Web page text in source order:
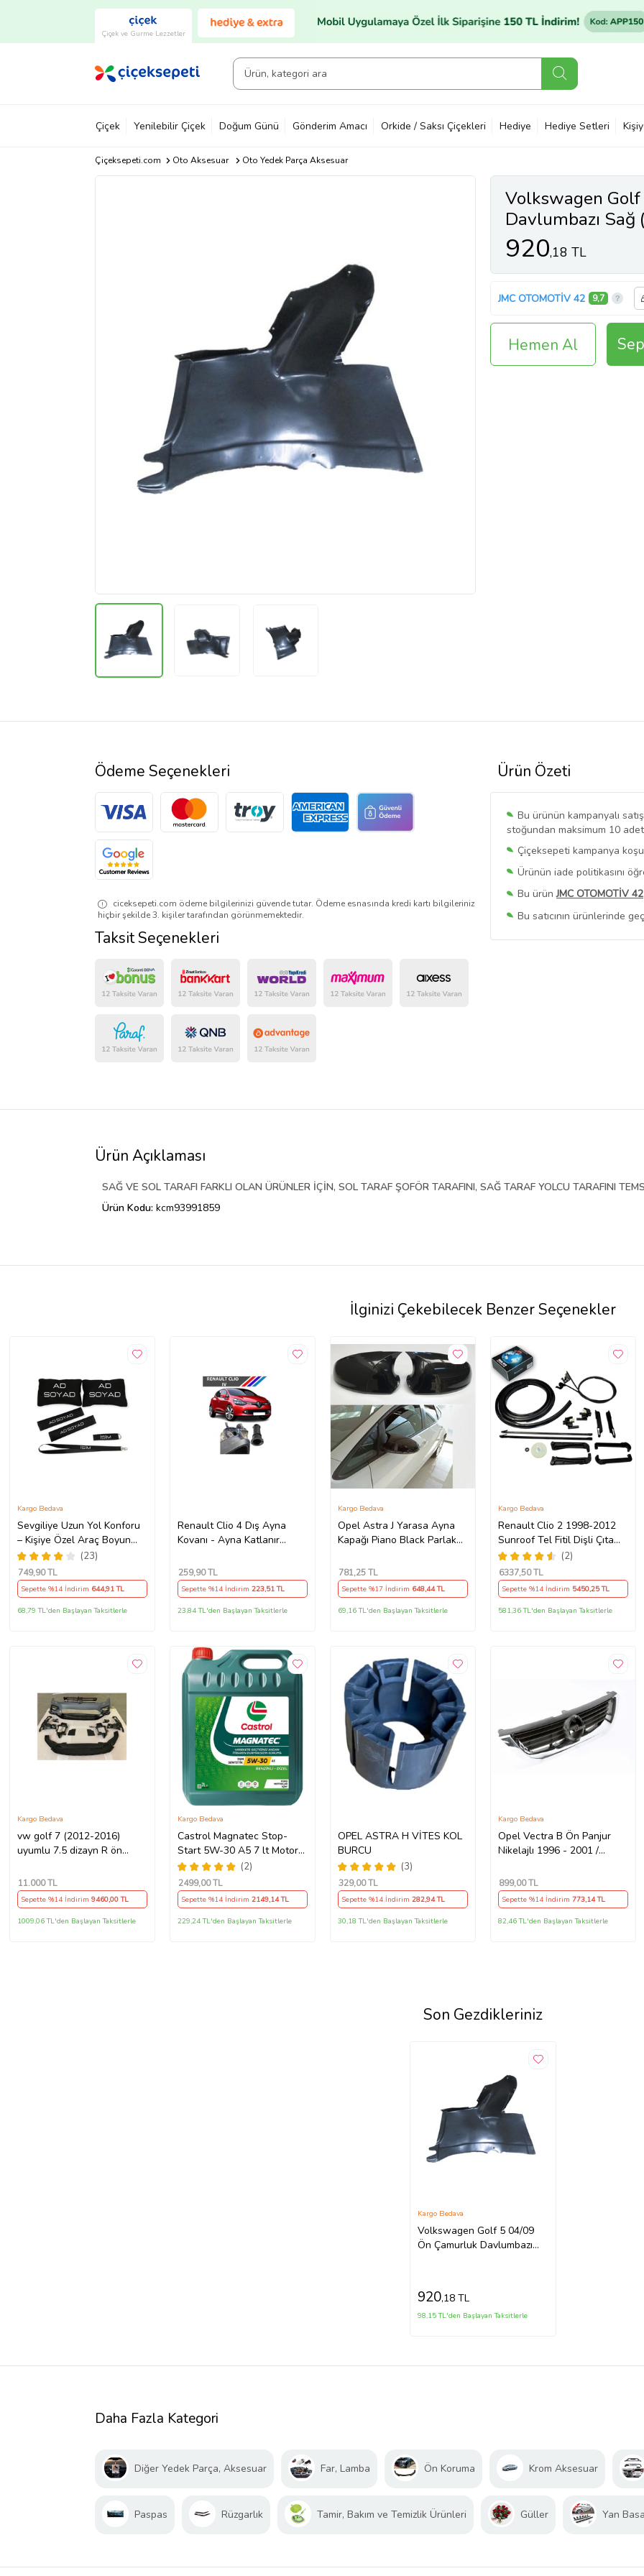
Çiçek ve Gurme Lezzetler
Çiçek Yenilebilir Çiçek Doğum Günü Gönderim Amacı Orkide / Saksı Çiçekleri Hediye Hediye Setleri
Çiçeksepeti.com Oto Aksesuar Oto Yedek Parça Aksesuar
Volkswagen
Davlumbazı Sağ
920,18 TL
JMC OTOMOTİV 42 9,7
Hemen Al
Ürün Özeti
Bu ürünün kampanyalı
stoğundan maksimum 10
Çiçeksepeti kampanya
Ürünün iade politikasını
Bu ürünJMC OTOMOTİV 42
Bu satıcının ürünlerinde
Bu SatıcınınTüm
Ödeme Seçenekleri
ciceksepeti.com ödeme bilgilerinizi güvende tutar. Ödeme esnasında kredi kartı bilgileriniz
hiçbir şekilde 3. kişiler tarafından görünmemektedir.
Taksit Seçenekleri
Ürün Açıklaması
SAĞ VE SOL TARAFI FARKLI OLAN ÜRÜNLER İÇİN, SOL TARAF ŞOFÖR TARAFINI, SAĞ TARAF YOLCU TARAFINI
Ürün Kodu: kcm93991859
İlginizi Çekebilecek Benzer Seçenekler
Sevgiliye Uzun Yol Konforu
– Kişiye Özel Araç Boyun
Yastığı & Kemer Pedi Hediye
Seti
(23)
Kargo Bedava
749,90 TL
Sepette %14 İndirim 644,91 TL
68,79 TL'den Başlayan Taksitlerle
Renault Clio 4 Dış Ayna
Kovanı - Ayna Katlanır
490307706 M3625
259,90 TL
Sepette %14 İndirim 223,51 TL
23,84 TL'den Başlayan Taksitlerle
Opel Astra J Yarasa Ayna
Kapağı Piano Black Parlak
Kargo Bedava
781,25 TL
Sepette %17 İndirim 648,44 TL
69,16 TL'den Başlayan Taksitlerle
Renault Clio 2 1998-2012
Sunroof Tel Fitil Dişli Çıta
Ayak Seti
(2)
Kargo Bedava
6337,50 TL
Sepette %14 İndirim 5450,25 TL
581,36 TL'den Başlayan Taksitlerle
vw golf 7 (2012-2016)
uyumlu 7.5 dizayn R ön
Kargo Bedava
11.000TL
Sepette %14 İndirim 9460,00 TL
1009,06 TL'den Başlayan Taksitlerle
Castrol Magnatec Stop-
Start 5W-30 A5 7 lt Motor
Yağı Ü.T 2024 (2)
Kargo Bedava
2499,00 TL
Sepette %14 İndirim 2149,14 TL
229,24 TL'den Başlayan Taksitlerle
OPEL ASTRA H VİTES KOL
BURCU
(3)
329,00 TL
Sepette %14 İndirim 282,94 TL
30,18 TL'den Başlayan Taksitlerle
Opel Vectra B Ön Panjur
Nikelajlı 1996 - 2001 /
Kargo Bedava
899,00 TL
Sepette %14 İndirim 773,14 TL
82,46 TL'den Başlayan Taksitlerle
Son Gezdikleriniz
Volkswagen Golf 5 04/09
Ön Çamurluk Davlumbazı
Kargo Bedava
920,18 TL
98,15 TL'den Başlayan Taksitlerle
Daha Fazla Kategori
Diğer Yedek Parça, Aksesuar Far, Lamba Ön Koruma Krom Aksesuar
Paspas Rüzgarlık Tamir, Bakım ve Temizlik Ürünleri Güller Yan